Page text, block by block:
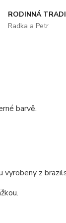
RODINNÁ
Radka a Petr
barvě.
vyrobeny z